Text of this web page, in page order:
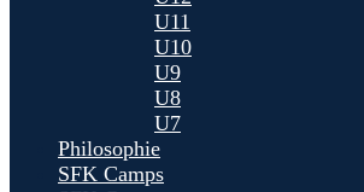
U11
U10
U9
U8
U7
Philosophie
SFK Camps